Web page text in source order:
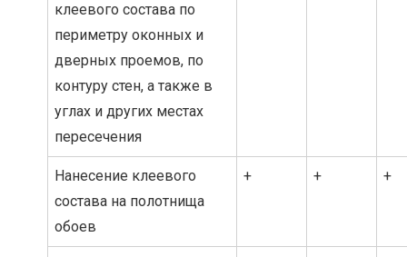
клеевого состава по
периметру оконных и
дверных проемов, по
контуру стен, а также в
углах и других местах
пересечения
Нанесение клеевого
состава на полотнища
обоев
+ + +